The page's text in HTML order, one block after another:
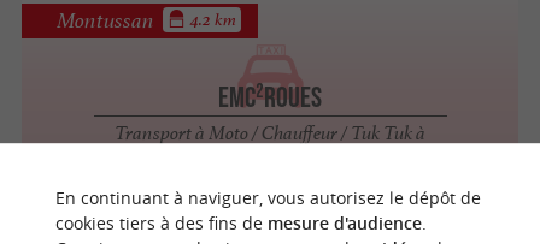
Emc²Roues
Transport à Moto / Chauffeur / Tuk Tuk à
Montussan 4.2 km
En continuant à naviguer, vous autorisez le dépôt de
cookies tiers à des fins de mesure d'audience.